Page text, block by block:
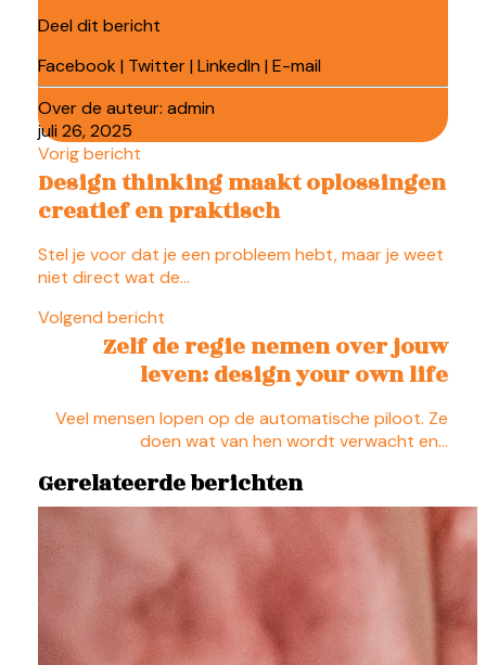
Deel dit bericht
Facebook| Twitter| LinkedIn | E-mail
Over de auteur: admin
juli 26, 2025
Vorig bericht
Design thinking maakt oplossingen
creatief en praktisch
Stel je voor dat je een probleem hebt, maar je weet
niet direct wat de…
Volgend bericht
Zelf de regie nemen over jouw
leven: design your own life
Veel mensen lopen op de automatische piloot. Ze
doen wat van hen wordt verwacht en…
Gerelateerde berichten